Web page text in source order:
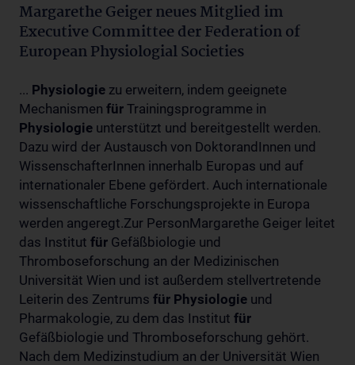
Margarethe Geiger neues Mitglied im
Executive Committee der Federation of
European Physiologial Societies
... Physiologie zu erweitern, indem geeignete
Mechanismen für Trainingsprogramme in
Physiologie unterstützt und bereitgestellt werden.
Dazu wird der Austausch von DoktorandInnen und
WissenschafterInnen innerhalb Europas und auf
internationaler Ebene gefördert. Auch internationale
wissenschaftliche Forschungsprojekte in Europa
werden angeregt.Zur PersonMargarethe Geiger leitet
das Institut für Gefäßbiologie und
Thromboseforschung an der Medizinischen
Universität Wien und ist außerdem stellvertretende
Leiterin des Zentrums für Physiologie und
Pharmakologie, zu dem das Institut für
Gefäßbiologie und Thromboseforschung gehört.
Nach dem Medizinstudium an der Universität Wien